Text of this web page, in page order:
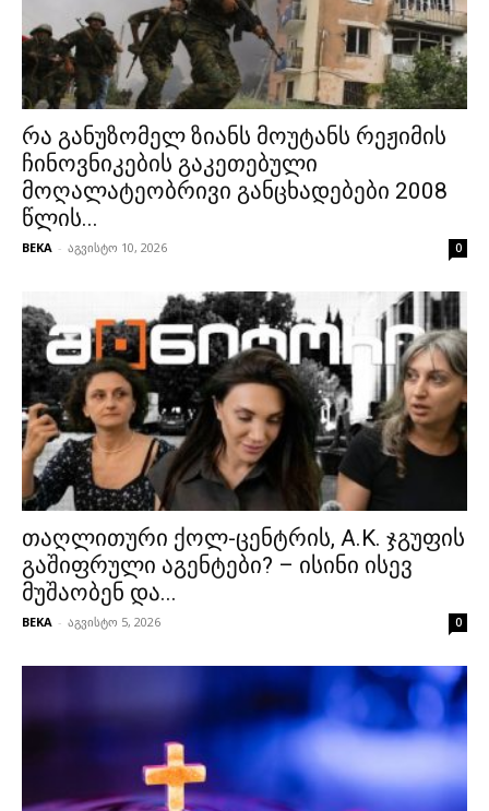
რა განუზომელ ზიანს მოუტანს რეჟიმის
ჩინოვნიკების გაკეთებული
მოღალატეობრივი განცხადებები 2008
წლის...
BEKA - აგვისტო 10, 2026 0
თაღლითური ქოლ-ცენტრის, A.K. ჯგუფის
გაშიფრული აგენტები? – ისინი ისევ
მუშაობენ და...
BEKA - აგვისტო 5, 2026 0